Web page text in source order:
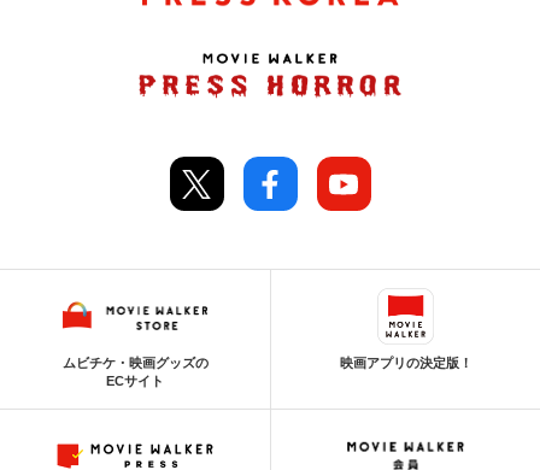
ムビチケ・映画グッズの
ECサイト
映画アプリの決定版！